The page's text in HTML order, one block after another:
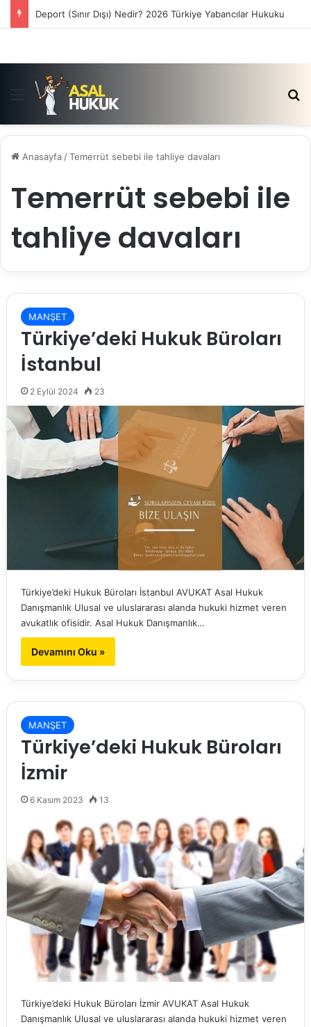
Deport (Sınır Dışı) Nedir? 2026 Türkiye Yabancılar Hukuku
Menü
Anasayfa /Temerrüt sebebi ile tahliye davaları
Temerrüt sebebi ile
tahliye davaları
MANŞET
Türkiye’deki Hukuk Büroları
İstanbul
2 Eylül 2024 23
Türkiye’deki Hukuk Büroları İstanbul AVUKAT Asal Hukuk
Danışmanlık Ulusal ve uluslararası alanda hukuki hizmet veren
avukatlık ofisidir. Asal Hukuk Danışmanlık…
Devamını Oku »
MANŞET
Türkiye’deki Hukuk Büroları
İzmir
6 Kasım 2023 13
Türkiye’deki Hukuk Büroları İzmir AVUKAT Asal Hukuk
Danışmanlık Ulusal ve uluslararası alanda hukuki hizmet veren